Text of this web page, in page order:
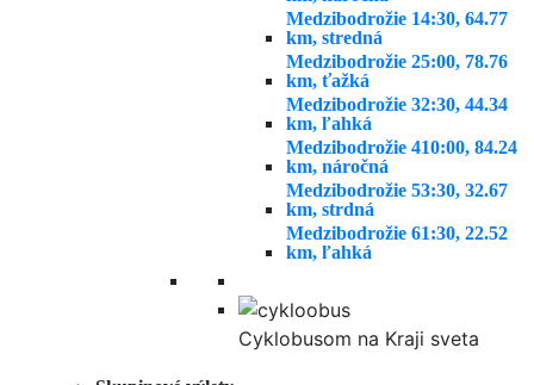
Medzibodrožie 14:30, 64.77
km, stredná
Medzibodrožie 25:00, 78.76
km, ťažká
Medzibodrožie 32:30, 44.34
km, ľahká
Medzibodrožie 410:00, 84.24
km, náročná
Medzibodrožie 53:30, 32.67
km, strdná
Medzibodrožie 61:30, 22.52
km, ľahká
Cyklobusom na Kraji sveta